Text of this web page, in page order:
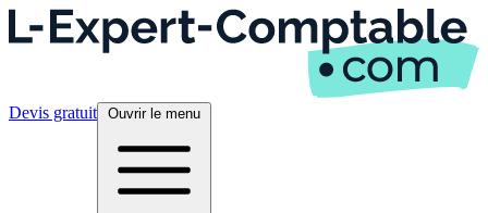
Devis gratuit Ouvrir le menu